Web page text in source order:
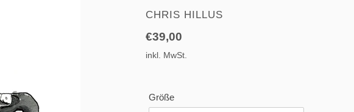
VERKÄUFER
CHRIS HILLUS
Normaler
Preis
€39,00
inkl. MwSt.
Größe